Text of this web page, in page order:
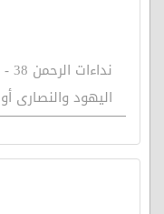
اليهود والنصارى